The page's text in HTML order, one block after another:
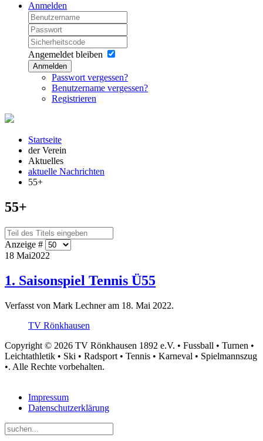
Anmelden
Angemeldet bleiben
Anmelden
Passwort vergessen?
Benutzername vergessen?
Registrieren
Startseite
der Verein
Aktuelles
aktuelle Nachrichten
55+
55+
Anzeige #
18 Mai2022
1. Saisonspiel Tennis Ü55
Verfasst von Mark Lechner am 18. Mai 2022.
TV Rönkhausen
Copyright © 2026 TV Rönkhausen 1892 e.V. • Fussball • Turnen •
Leichtathletik • Ski • Radsport • Tennis • Karneval • Spielmannszug
•. Alle Rechte vorbehalten.
Impressum
Datenschutzerklärung